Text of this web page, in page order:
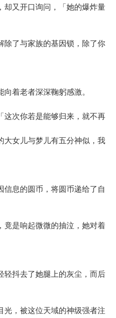
又开口询问，「她的爆炸量
了与家族的基因锁，除了你
着老者深深鞠躬感激。
次你若是能够归来，就不再
大女儿与梦儿有五分神似，我
息的圆币，将圆币递给了自
是响起微微的抽泣，她对着
抖去了她腿上的灰尘，而后
，被这位天域的神级强者注